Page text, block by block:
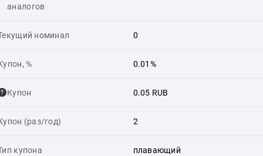
аналогов
номинал 0
% 0.01%
Купон 0.05 RUB
(раз/год) 2
купона плавающий